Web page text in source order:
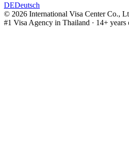
DEDeutsch
© 2026 International Visa Center Co.,
#1 Visa Agency in Thailand · 14+ years